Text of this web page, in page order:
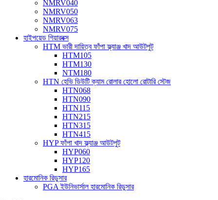
NMRV040
NMRV050
NMRV063
NMRV075
হাইপয়েড গিয়ারবক্স
HTM ভারী দায়িত্ব ফাঁপা ফ্ল্যাঞ্জ খাদ আউটপুট
HTM105
HTM130
NTM180
HTN হেভি ডিউটি ​​ক্যাম রোলার হোলো রোটারি স্টেজ
HTN068
HTN090
HTN115
HTN215
HTN315
HTN415
HYP ফাঁপা খাদ ফ্ল্যাঞ্জ আউটপুট
HYP060
HYP120
HYP165
হারমোনিক রিডুসার
PGA ইউনিভার্সাল হারমোনিক রিডুসার